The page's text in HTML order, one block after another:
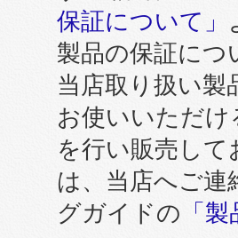
保証について」
製品の保証につ
当店取り扱い
お使いいただけ
を行い販売し
は、当店へご
グガイドの 「